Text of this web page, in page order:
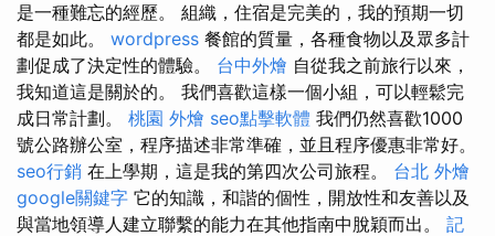
是一種難忘的經歷。 組織，住宿是完美的，我的預期一切
都是如此。 wordpress 餐館的質量，各種食物以及眾多計
劃促成了決定性的體驗。 台中外燴 自從我之前旅行以來，
我知道這是關於的。 我們喜歡這樣一個小組，可以輕鬆完
成日常計劃。 桃園 外燴 seo點擊軟體 我們仍然喜歡1000
號公路辦公室，程序描述非常準確，並且程序優惠非常好。
seo行銷 在上學期，這是我的第四次公司旅程。 台北 外燴
google關鍵字 它的知識，和諧的個性，開放性和友善以及
與當地領導人建立聯繫的能力在其他指南中脫穎而出。 記